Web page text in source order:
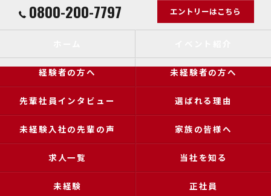
0800-200-7797 エントリーはこちら
経験者の方へ 未経験者の方へ
先輩社員インタビュー 選ばれる理由
未経験入社の先輩の声 家族の皆様へ
求人一覧 当社を知る
未経験 正社員